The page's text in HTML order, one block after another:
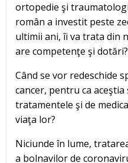
ortopedie şi
român a investit peste
ultimii ani, îi va trata din
are competenţe şi
Când se vor redeschide
cancer, pentru ca aceştia
tratamentele şi de
viaţa lor?
Niciunde în lume,
a bolnavilor de